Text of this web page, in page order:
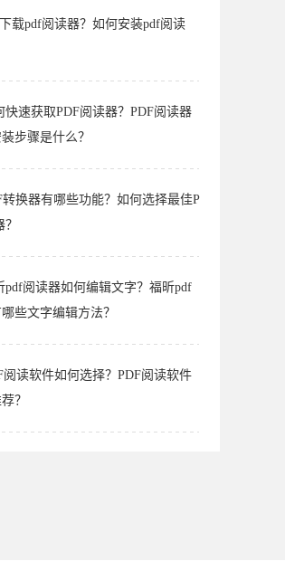
载pdf阅读器？如何安装pdf阅读
快速获取PDF阅读器？PDF阅读器
步骤是什么？
转换器有哪些功能？如何选择最佳P
pdf阅读器如何编辑文字？福昕pdf
些文字编辑方法？
阅读软件如何选择？PDF阅读软件
？